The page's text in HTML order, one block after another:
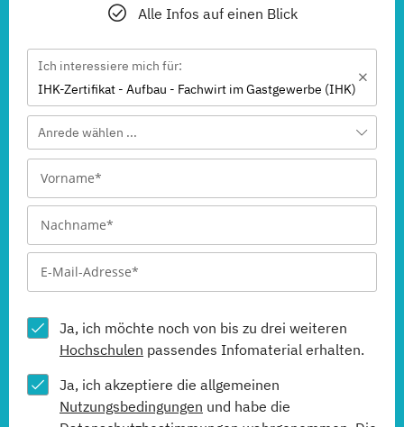
Alle Infos auf einen Blick
Ich interessiere mich für:
IHK-Zertifikat - Aufbau - Fachwirt im Gastgewerbe (IHK)
Anrede wählen ...
Ja, ich möchte noch von bis zu drei weiteren
Hochschulen passendes Infomaterial erhalten.
Ja, ich akzeptiere die allgemeinen
Nutzungsbedingungen und habe die